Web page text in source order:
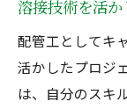
溶接技術を活
配管工としてキ
活かしたプロジ
は、自分のスキ